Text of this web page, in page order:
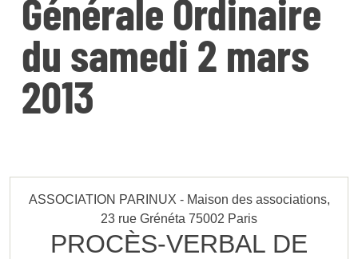
Générale Ordinaire
du samedi 2 mars
2013
ASSOCIATION PARINUX - Maison des associations,
23 rue Grénéta 75002 Paris
PROCÈS-VERBAL DE